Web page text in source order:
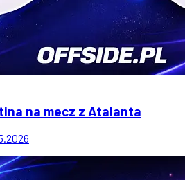
na mecz z Atalanta